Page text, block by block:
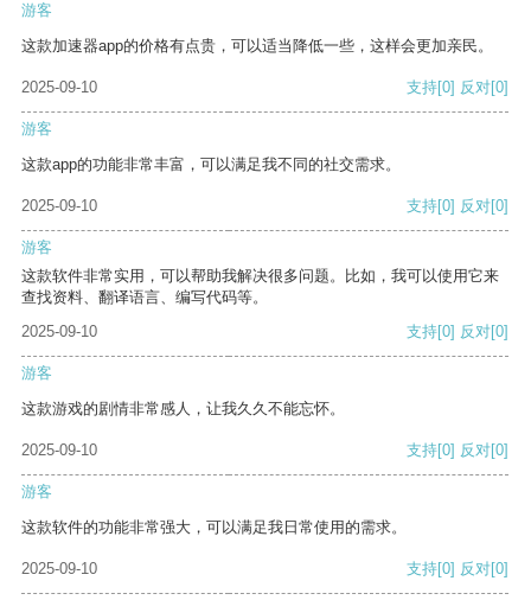
游客
这款加速器app的价格有点贵，可以适当降低一些，这样会更加亲民。
2025-09-10 支持[0] 反对[0]
游客
这款app的功能非常丰富，可以满足我不同的社交需求。
2025-09-10 支持[0] 反对[0]
游客
这款软件非常实用，可以帮助我解决很多问题。比如，我可以使用它来
查找资料、翻译语言、编写代码等。
2025-09-10
支持[0] 反对[0]
游客
这款游戏的剧情非常感人，让我久久不能忘怀。
2025-09-10 支持[0] 反对[0]
游客
这款软件的功能非常强大，可以满足我日常使用的需求。
2025-09-10 支持[0] 反对[0]